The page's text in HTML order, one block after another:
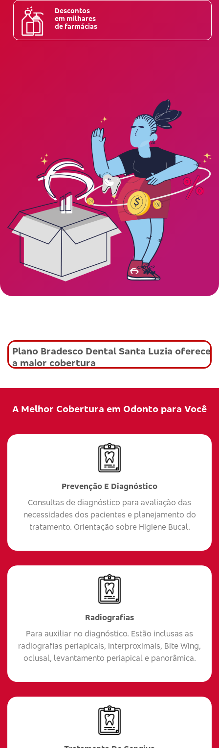
Descontos
em milhares
de farmácias
Plano Bradesco Dental Santa Luzia oferece
a maior cobertura
A Melhor Cobertura em Odonto para Você
Prevenção E Diagnóstico
Consultas de diagnóstico para avaliação das
necessidades dos pacientes e planejamento do
tratamento. Orientação sobre Higiene Bucal.
Radiografias
Para auxiliar no diagnóstico. Estão inclusas as
radiografias periapicais, interproximais, Bite Wing,
oclusal, levantamento periapical e panorâmica.